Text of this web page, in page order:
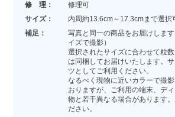
修 理：
修理可
サイズ：
内周約13.6cm～17.3cmまで選択
補足：
写真と同一の商品をお届けしま
イズで撮影）
選択されたサイズに合わせて粒
は同梱してお届けいたします。
ツとしてご利用ください。
なるべく現物に近いカラーで撮
おりますが、ご利用の端末、デ
物と若干異なる場合があります
ださい。